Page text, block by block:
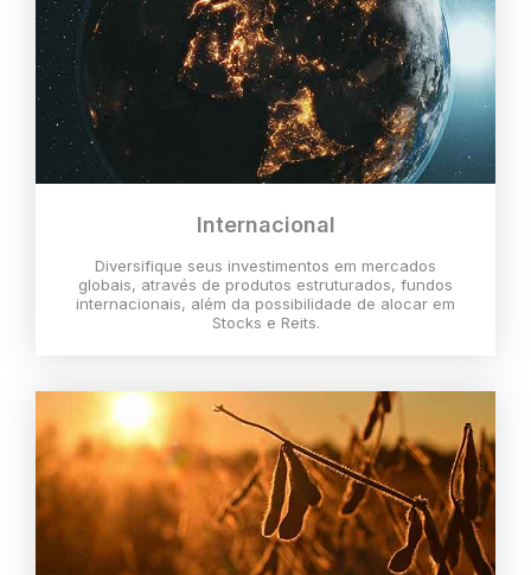
Internacional
Diversifique seus investimentos em mercados
globais, através de produtos estruturados, fundos
internacionais, além da possibilidade de alocar em
Stocks e Reits.